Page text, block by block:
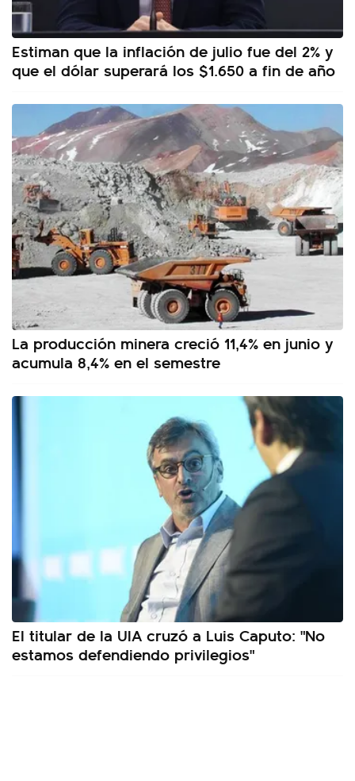
Estiman que la inflación de julio fue del 2% y
que el dólar superará los $1.650 a fin de año
La producción minera creció 11,4% en junio y
acumula 8,4% en el semestre
El titular de la UIA cruzó a Luis Caputo: "No
estamos defendiendo privilegios"